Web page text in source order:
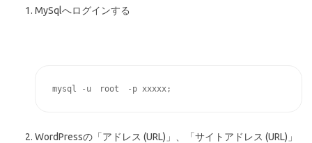
MySqlへログインする
WordPressの「アドレス (URL)」、「サイトアドレス (URL)」